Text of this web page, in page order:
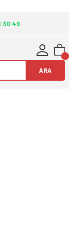
30 49
ARA